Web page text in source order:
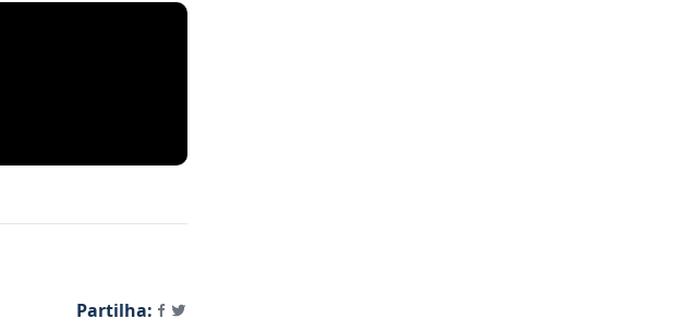
Partilha: